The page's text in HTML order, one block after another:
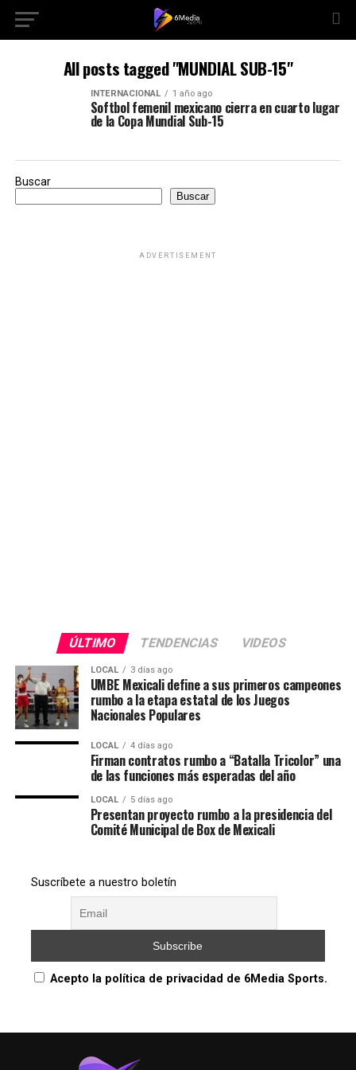
All posts tagged "MUNDIAL SUB-15"
INTERNACIONAL 1 año ago
Softbol femenil mexicano cierra en cuarto lugar
de la Copa Mundial Sub-15
Buscar
Buscar
ADVERTISEMENT
ÚLTIMO TENDENCIAS VIDEOS
LOCAL 3 días ago
UMBE Mexicali define a sus primeros campeones
rumbo a la etapa estatal de los Juegos
Nacionales Populares
LOCAL 4 días ago
Firman contratos rumbo a “Batalla Tricolor” una
de las funciones más esperadas del año
LOCAL 5 días ago
Presentan proyecto rumbo a la presidencia del
Comité Municipal de Box de Mexicali
Suscríbete a nuestro boletín
Acepto la política de privacidad de 6Media Sports.